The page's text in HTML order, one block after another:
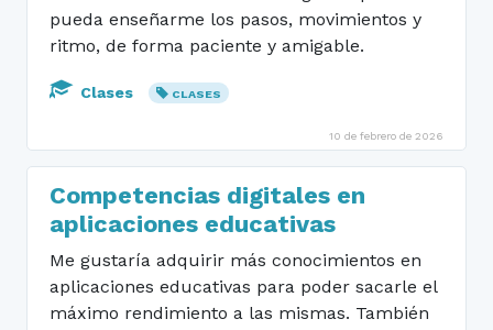
pueda enseñarme los pasos, movimientos y
ritmo, de forma paciente y amigable.
Clases CLASES
10 de febrero de 2026
Competencias digitales en
aplicaciones educativas
Me gustaría adquirir más conocimientos en
aplicaciones educativas para poder sacarle el
máximo rendimiento a las mismas. También